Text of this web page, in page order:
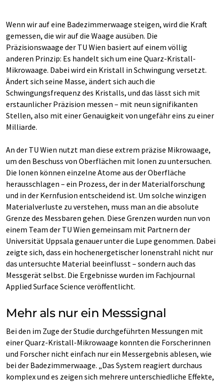
Wenn wir auf eine Badezimmerwaage steigen, wird die Kraft
gemessen, die wir auf die Waage ausüben. Die
Präzisionswaage der TU Wien basiert auf einem völlig
anderen Prinzip: Es handelt sich um eine Quarz-Kristall-
Mikrowaage. Dabei wird ein Kristall in Schwingung versetzt.
Ändert sich seine Masse, ändert sich auch die
Schwingungsfrequenz des Kristalls, und das lässt sich mit
erstaunlicher Präzision messen – mit neun signifikanten
Stellen, also mit einer Genauigkeit von ungefähr eins zu einer
Milliarde.
An der TU Wien nutzt man diese extrem präzise Mikrowaage,
um den Beschuss von Oberflächen mit Ionen zu untersuchen.
Die Ionen können einzelne Atome aus der Oberfläche
herausschlagen – ein Prozess, der in der Materialforschung
und in der Kernfusion entscheidend ist. Um solche winzigen
Materialverluste zu verstehen, muss man an die absolute
Grenze des Messbaren gehen. Diese Grenzen wurden nun von
einem Team der TU Wien gemeinsam mit Partnern der
Universität Uppsala genauer unter die Lupe genommen. Dabei
zeigte sich, dass ein hochenergetischer Ionenstrahl nicht nur
das untersuchte Material beeinflusst – sondern auch das
Messgerät selbst. Die Ergebnisse wurden im Fachjournal
Applied Surface Science veröffentlicht.
Mehr als nur ein Messsignal
Bei den im Zuge der Studie durchgeführten Messungen mit
einer Quarz-Kristall-Mikrowaage konnten die Forscherinnen
und Forscher nicht einfach nur ein Messergebnis ablesen, wie
bei der Badezimmerwaage. „Das System reagiert durchaus
komplex und es zeigen sich mehrere unterschiedliche Effekte,